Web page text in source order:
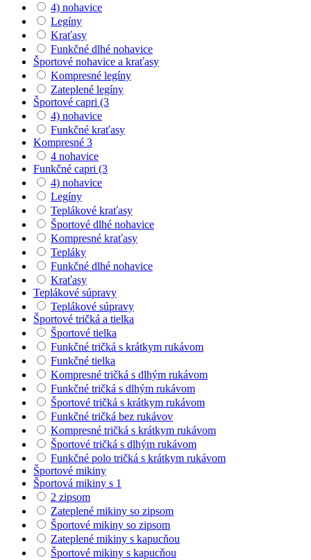
4) nohavice
Legíny
Kraťasy
Funkčné dlhé nohavice
Športové nohavice a kraťasy
Kompresné legíny
Zateplené legíny
Športové capri (3
4) nohavice
Funkčné kraťasy
Kompresné 3
4 nohavice
Funkčné capri (3
4) nohavice
Legíny
Teplákové kraťasy
Športové dlhé nohavice
Kompresné kraťasy
Tepláky
Funkčné dlhé nohavice
Kraťasy
Teplákové súpravy
Teplákové súpravy
Športové tričká a tielka
Športové tielka
Funkčné tričká s krátkym rukávom
Funkčné tielka
Kompresné tričká s dlhým rukávom
Funkčné tričká s dlhým rukávom
Športové tričká s krátkym rukávom
Funkčné tričká bez rukávov
Kompresné tričká s krátkym rukávom
Športové tričká s dlhým rukávom
Funkčné polo tričká s krátkym rukávom
Športové mikiny
Športová mikiny s 1
2 zipsom
Zateplené mikiny so zipsom
Športové mikiny so zipsom
Zateplené mikiny s kapucňou
Športové mikiny s kapucňou